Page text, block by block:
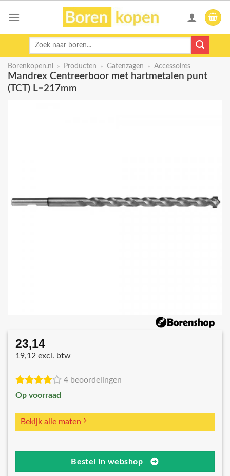
Zoeken
Borenkopen.nl » Producten » Gatenzagen » Accessoires
Mandrex Centreerboor met hartmetalen punt
(TCT) L=217mm
23,14
19,12 excl. btw
4 beoordelingen
Op voorraad
Bekijk alle maten
Bestel in webshop